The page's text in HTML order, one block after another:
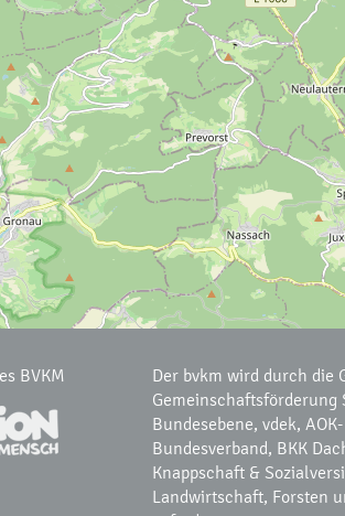
BVKM
Der bvkm wird durch die
Bundesebene, vdek, AOK-
Bundesverband, BKK
Knappschaft &
Landwirtschaft, Forsten